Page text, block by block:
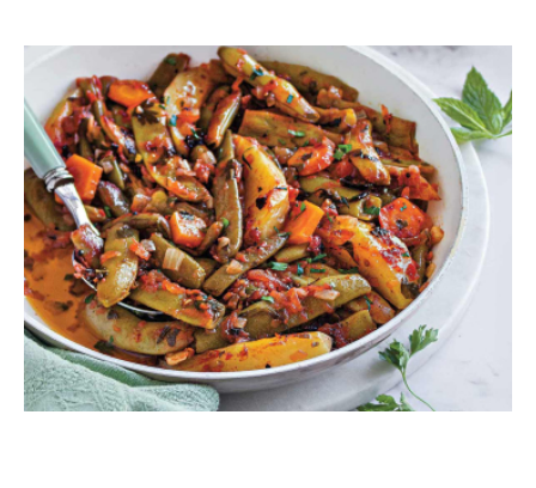
Φασολάκια λαδερά στο φούρνου
ΛΑΔΕΡΑ